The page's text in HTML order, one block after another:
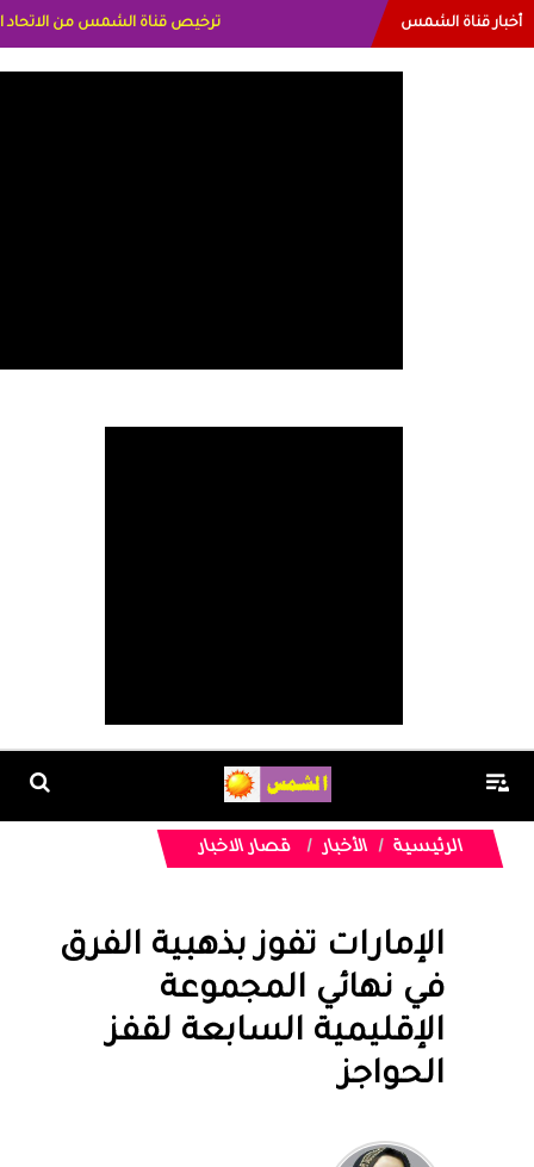
أخبار قناة الشمس
الرئيسية الأخبار قصار الاخبار
الإمارات تفوز بذهبية الفرق
في نهائي المجموعة
الإقليمية السابعة لقفز
الحواجز